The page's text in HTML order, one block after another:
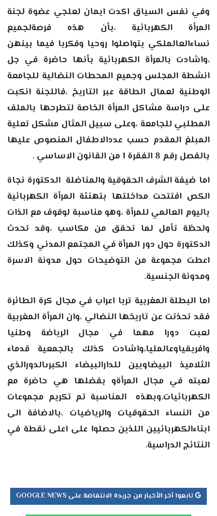
وفي نفس السياق اكدت ايمان لعلجي عضوة لجنة
المرأة الكهربائية ،بأن هذه فرصةلجميع
نساءالعالملكي يتواصلوا روحيا وفكريا فيما بينهن
،واشادت بالمرأة الكهربائية بأنها حاضرة في جل
انشطة المجلس وجميع المحطات النضالية للجامعة
الوطنية لعمال الطاقة عبر التاريخ ،فاللجنة انكبت
على دراسة مشاكل المرأة الخاصة لتطرحها بالملف
المطلبي للجامعة ،وعلى سبيل المثال مشكل تعلية
المبلغ المقدم حسب عددالاطفال المنصوص عليها
بالفصل رقم 8 الفقرة 1 من القانون الاساسي .
اما ضيفة الشرف الحقوقية والمناضلة الدكتورة نجاة
الكص افتتحت مداخلتها بتهنئة المرأة الكهربائية
باليوم العالمي للمرأة ،وهو مناسبة لوقوف مع الذات
ولحظة تأمل لما تحقق من مكاسب ،وقد تحدث
الدكتورة حول دور المرأة في المجتمع المدني وكذلك
اعطت مجموعة من التوضيحات حول مدونة الاسرة
ومدونة الجنسية.
اما البطلة المغربية تريا اعراب في مجال كرة الطائرة
فقد تحذتت عن تاريخها النضالي ،وان المرأة المغربية
لعبت دورا مهما في مجال الرياضة وطنيا
وافريقياوعالمليا،واشادت كذلك بالجمعية قدماء
الثلاميذ البيضاويين للدارالبيضاء الكبرىالدورالذي
لعبته في مجال المرأةو بفضلها هي حاضرة مع
الكهربائيات.وبهذه المناسبة تم تكريم مجموعات
من النساء الحقوقيات والرياضيات ،بالاضافة الى
ابناءالكهربائيين اللذين حصلوا على اعلى نقطة في
النتائج الدراسية.
تابعوا آخر الأخبار من جريدة الانتفاضة على GOOGLE NEWS